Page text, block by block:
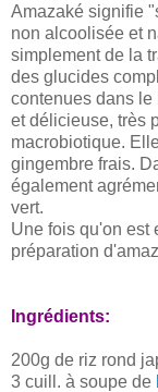
Amazaké signifie
non alcoolisée et
simplement de la
des glucides
contenues dans
et délicieuse, très
macrobiotique.
gingembre frais.
également
vert.
Une fois qu'on est
préparation
Ingrédients:
200g de riz rond
3 cuill. à soupe de